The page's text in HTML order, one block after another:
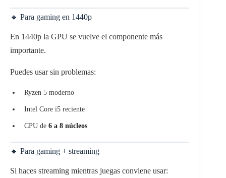
🔹 Para gaming en 1440p
En 1440p la GPU se vuelve el componente más
importante.
Puedes usar sin problemas:
Ryzen 5 moderno
Intel Core i5 reciente
CPU de 6 a 8 núcleos
🔹 Para gaming + streaming
Si haces streaming mientras juegas conviene usar: